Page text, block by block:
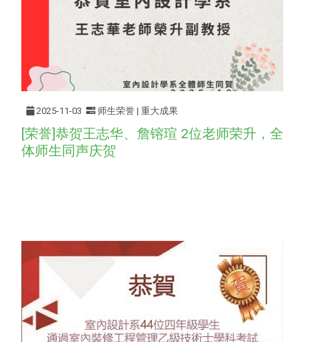
2025-11-03 师生荣誉 | 重大成果
[荣誉]恭贺王志华、詹镕瑄 2位老师荣升，全
体师生同声庆贺